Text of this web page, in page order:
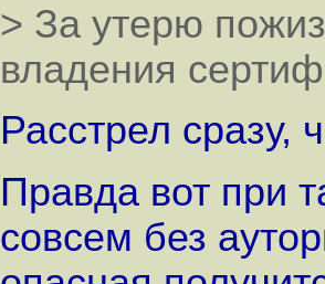
> За утерю
владения
Расстрел сразу,
Правда вот при
совсем без